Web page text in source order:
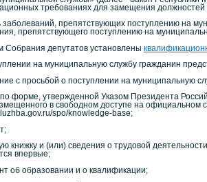
требованиях для замещения
заболеваний, препятствующих поступлению на
препятствующего поступлению на
Собрания депутатов установлены
на муниципальную службу гражданин
с просьбой о поступлении на муниципальную
по форме, утвержденной Указом Президента
в свободном доступе на официальном
spo/knowledge-base;
книжку и (или) сведения о трудовой
впервые;
об образовании и о квалификации;